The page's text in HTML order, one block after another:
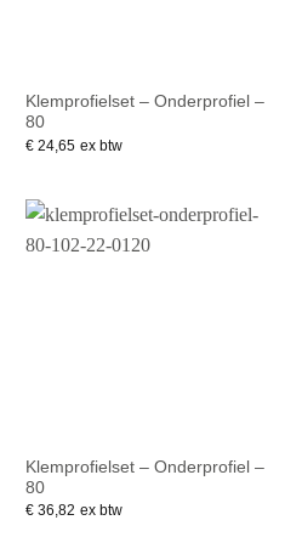
Klemprofielset – Onderprofiel –
80
€24,65 ex btw
Klemprofielset – Onderprofiel –
80
€36,82 ex btw